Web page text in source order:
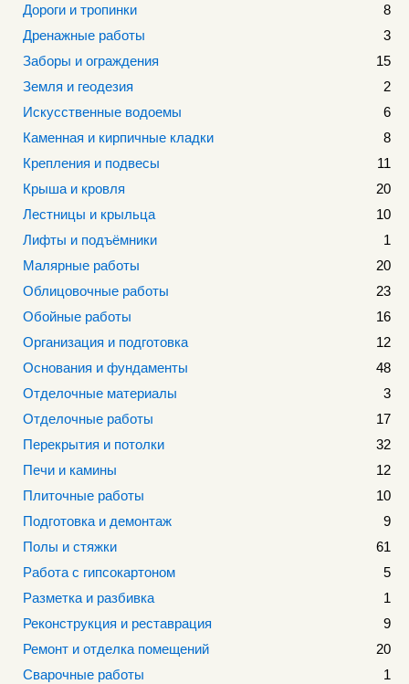
Дороги и тропинки
8
Дренажные работы
3
Заборы и ограждения
15
Земля и геодезия
2
Искусственные водоемы
6
Каменная и кирпичные кладки
8
Крепления и подвесы
11
Крыша и кровля
20
Лестницы и крыльца
10
Лифты и подъёмники
1
Малярные работы
20
Облицовочные работы
23
Обойные работы
16
Организация и подготовка
12
Основания и фундаменты
48
Отделочные материалы
3
Отделочные работы
17
Перекрытия и потолки
32
Печи и камины
12
Плиточные работы
10
Подготовка и демонтаж
9
Полы и стяжки
61
Работа с гипсокартоном
5
Разметка и разбивка
1
Реконструкция и реставрация
9
Ремонт и отделка помещений
20
Сварочные работы
1